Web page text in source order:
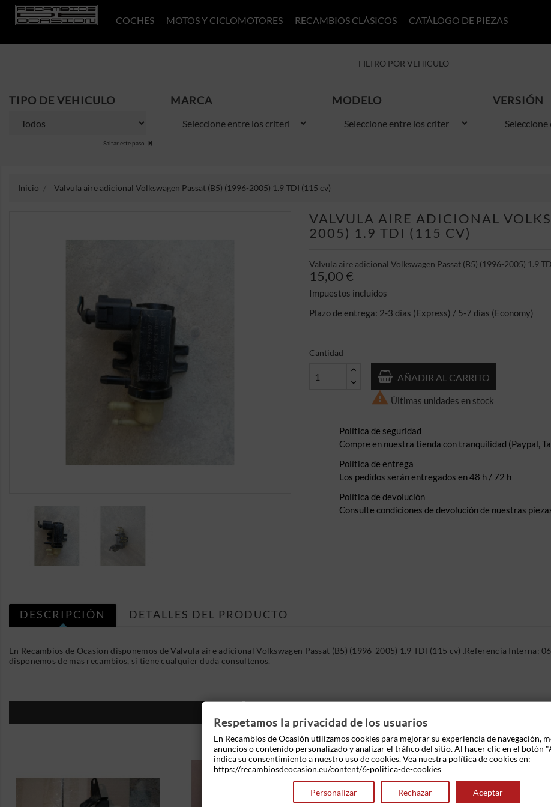
COCHES MOTOS Y CICLOMOTORES RECAMBIOS CLÁSICOS CATÁLOGO DE PIEZAS
FILTRO POR VEHICULO
TIPO DE VEHICULO
Saltar este paso
MARCA MODELO VERSIÓN
Inicio Valvula aire adicional Volkswagen Passat (B5) (1996-2005) 1.9 TDI (115 cv)
VALVULA AIRE ADICIONAL
2005) 1.9 TDI (115 CV)
Valvula aire adicional Volkswagen Passat (B5) (1996-2005) 1.9
15,00 €
Impuestos incluidos
Plazo de entrega: 2-3 días (Express) / 5-7 días (Economy)
Cantidad
AÑADIR AL CARRITO
 Últimas unidades en stock
Política de seguridad
Compre en nuestra tienda con tranquilidad (Paypal,
Política de entrega
Los pedidos serán entregados en 48 h / 72 h
Política de devolución
Consulte condiciones de devolución de nuestras
DESCRIPCIÓN DETALLES DEL PRODUCTO
En Recambios de Ocasion disponemos de Valvula aire adicional Volkswagen Passat (B5) (1996-2005) 1.9 TDI (115 cv) .Referencia Interna:
disponemos de mas recambios, si tiene cualquier duda consultenos.
Respetamos la privacidad de los usuarios
En Recambios de Ocasión utilizamos cookies para mejorar su experiencia de navegación,
anuncios o contenido personalizado y analizar el tráfico del sitio. Al hacer clic en el botón
indica su consentimiento a nuestro uso de cookies. Vea nuestra política de cookies en:
https://recambiosdeocasion.eu/content/6-politica-de-cookies
Personalizar Rechazar Aceptar